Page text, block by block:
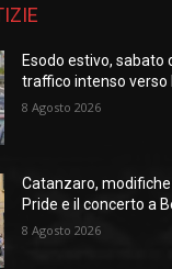
Esodo estivo, sabato
traffico intenso verso
8 Agosto 2026
Catanzaro, modifiche
Pride e il concerto a
8 Agosto 2026